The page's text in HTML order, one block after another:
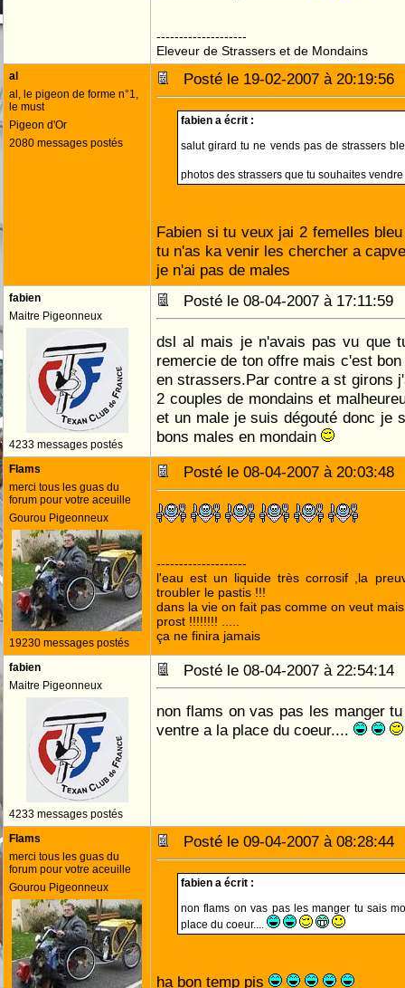
--------------------
Eleveur de Strassers et de Mondains
al
al, le pigeon de forme n°1,
le must
Pigeon d'Or
2080 messages postés
Posté le 19-02-2007 à
fabien a écrit :
salut girard tu ne vends pas de strassers
photos des strassers que tu souhaites
Fabien si tu veux jai 2 femelles
tu n'as ka venir les chercher a
je n'ai pas de males
fabien
Maitre Pigeonneux
4233 messages postés
Posté le 08-04-2007 à
dsl al mais je n'avais pas vu que
remercie de ton offre mais c'est
en strassers.Par contre a st girons
2 couples de mondains et
et un male je suis dégouté donc je
bons males en mondain
Flams
merci tous les guas du
forum pour votre aceuille
Gourou Pigeonneux
19230 messages postés
Posté le 08-04-2007 à
--------------------
l'eau est un liquide très corrosif ,la
troubler le pastis !!!
dans la vie on fait pas comme on veut
prost !!!!!!!! .....
ça ne finira jamais
fabien
Maitre Pigeonneux
4233 messages postés
Posté le 08-04-2007 à
non flams on vas pas les manger
ventre a la place du coeur....
Flams
merci tous les guas du
forum pour votre aceuille
Gourou Pigeonneux
Posté le 09-04-2007 à
fabien a écrit :
non flams on vas pas les manger tu sais
place du coeur....
ha bon temp pis